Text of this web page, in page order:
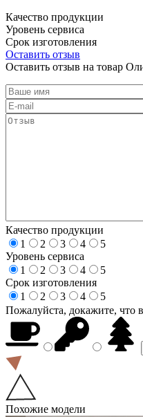
Качество продукции
Уровень сервиса
Срок изготовления
Оставить отзыв
Оставить отзыв на товар
Качество продукции
1
2 3 4
5
Уровень сервиса
1
2 3 4
5
Срок изготовления
1
2 3 4
5
Пожалуйста, докажите, что
Похожие модели